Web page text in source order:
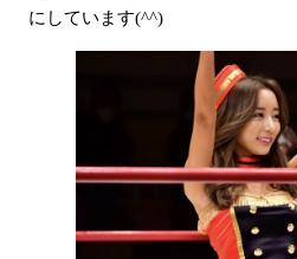
にしています(^^)